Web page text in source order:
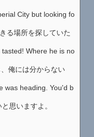
City but looking fo
る場所を探していた
Where he is no
俺には分からない
was heading. You'd b
思いますよ。